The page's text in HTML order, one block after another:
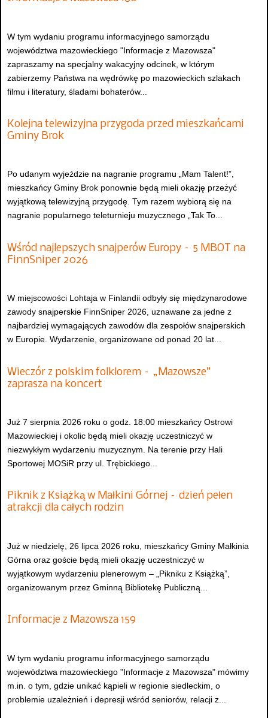
W tym wydaniu programu informacyjnego samorządu
województwa mazowieckiego "Informacje z Mazowsza"
zapraszamy na specjalny wakacyjny odcinek, w którym
zabierzemy Państwa na wędrówkę po mazowieckich szlakach
filmu i literatury, śladami bohaterów...
Kolejna telewizyjna przygoda przed mieszkańcami
Gminy Brok
Po udanym wyjeździe na nagranie programu „Mam Talent!”,
mieszkańcy Gminy Brok ponownie będą mieli okazję przeżyć
wyjątkową telewizyjną przygodę. Tym razem wybiorą się na
nagranie popularnego teleturnieju muzycznego „Tak To...
Wśród najlepszych snajperów Europy – 5 MBOT na
FinnSniper 2026
W miejscowości Lohtaja w Finlandii odbyły się międzynarodowe
zawody snajperskie FinnSniper 2026, uznawane za jedne z
najbardziej wymagających zawodów dla zespołów snajperskich
w Europie. Wydarzenie, organizowane od ponad 20 lat...
Wieczór z polskim folklorem – „Mazowsze”
zaprasza na koncert
Już 7 sierpnia 2026 roku o godz. 18:00 mieszkańcy Ostrowi
Mazowieckiej i okolic będą mieli okazję uczestniczyć w
niezwykłym wydarzeniu muzycznym. Na terenie przy Hali
Sportowej MOSiR przy ul. Trębickiego...
Piknik z Książką w Małkini Górnej – dzień pełen
atrakcji dla całych rodzin
Już w niedzielę, 26 lipca 2026 roku, mieszkańcy Gminy Małkinia
Górna oraz goście będą mieli okazję uczestniczyć w
wyjątkowym wydarzeniu plenerowym – „Pikniku z Książką”,
organizowanym przez Gminną Bibliotekę Publiczną...
Informacje z Mazowsza 159
W tym wydaniu programu informacyjnego samorządu
województwa mazowieckiego "Informacje z Mazowsza" mówimy
m.in. o tym, gdzie unikać kąpieli w regionie siedleckim, o
problemie uzależnień i depresji wśród seniorów, relacji z...